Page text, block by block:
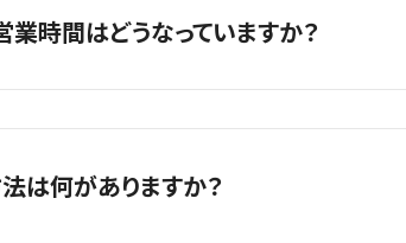
の情報をもとにお見積りいたします、実際にお
状態を確認させていただくことで、より正確なお
歓迎しておりますので、お気軽にご利用ください。
業時間はどうなっていますか？
業時間や休業日が異なりますので、まずはご依
タイムリーにお知らせ等更新に努めております
します。
は何がありますか？